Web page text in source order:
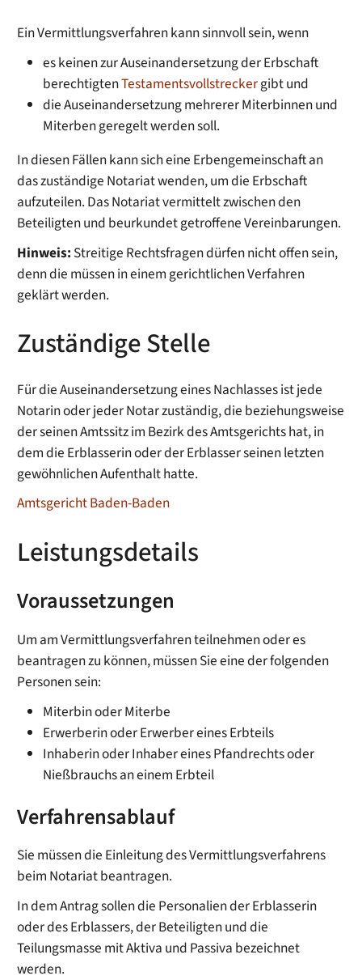
Ein Vermittlungsverfahren kann sinnvoll sein, wenn
es keinen zur Auseinandersetzung der Erbschaft
berechtigtenTestamentsvollstreckergibt und
die Auseinandersetzung mehrerer Miterbinnen und
Miterben geregelt werden soll.
In diesen Fällen kann sich eine Erbengemeinschaft an
das zuständige Notariat wenden, um die Erbschaft
aufzuteilen. Das Notariat vermittelt zwischen den
Beteiligten und beurkundet getroffene Vereinbarungen.
Hinweis: Streitige Rechtsfragen dürfen nicht offen sein,
denn die müssen in einem gerichtlichen Verfahren
geklärt werden.
Zuständige Stelle
Für die Auseinandersetzung eines Nachlasses ist jede
Notarin oder jeder Notar zuständig, die beziehungsweise
der seinen Amtssitz im Bezirk des Amtsgerichts hat, in
dem die Erblasserin oder der Erblasser seinen letzten
gewöhnlichen Aufenthalt hatte.
Amtsgericht Baden-Baden
Leistungsdetails
Voraussetzungen
Um am Vermittlungsverfahren teilnehmen oder es
beantragen zu können, müssen Sie eine der folgenden
Personen sein:
Miterbin oder Miterbe
Erwerberin oder Erwerber eines Erbteils
Inhaberin oder Inhaber eines Pfandrechts oder
Nießbrauchs an einem Erbteil
Verfahrensablauf
Sie müssen die Einleitung des Vermittlungsverfahrens
beim Notariat beantragen.
In dem Antrag sollen die Personalien der Erblasserin
oder des Erblassers, der Beteiligten und die
Teilungsmasse mit Aktiva und Passiva bezeichnet
werden.